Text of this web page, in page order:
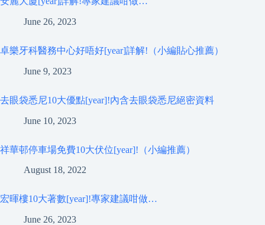
June 26, 2023
卓樂牙科醫務中心好唔好[year]詳解!（小編貼心推薦）
June 9, 2023
去眼袋悉尼10大優點[year]!內含去眼袋悉尼絕密資料
June 10, 2023
祥華邨停車場免費10大伏位[year]!（小編推薦）
August 18, 2022
宏暉樓10大著數[year]!專家建議咁做…
June 26, 2023